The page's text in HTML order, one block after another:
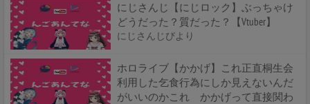
にじさんじ【にじロック】ぶっちゃけ
どうだった？質だった？【Vtuber】
にじさんじびより
ホロライブ【かかげ】これ正直桐生会
利用した乞食行為にしか見えないんだ
がいいのかこれ かかげって直接関わ